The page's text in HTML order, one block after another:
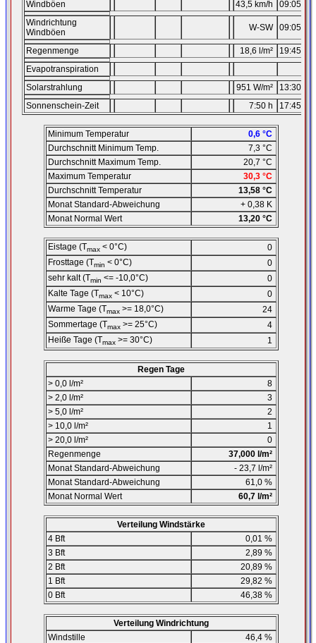
Windböen
43,5 km/h 09:05
Windrichtung
Windböen
W-SW 09:05
Regenmenge 18,6 l/m² 19:45
Evapotranspiration
Solarstrahlung
951 W/m² 13:30
Sonnenschein-Zeit
7:50 h 17:45
Minimum Temperatur
0,6 °C
Durchschnitt Minimum Temp.
7,3 °C
Durchschnitt Maximum Temp.
20,7 °C
Maximum Temperatur
30,3 °C
Durchschnitt Temperatur
13,58 °C
Monat Standard-Abweichung
+ 0,38 K
Monat Normal Wert
13,20 °C
Eistage (Tmax < 0°C)
0
Frosttage (Tmin < 0°C)
0
sehr kalt (Tmin <= -10,0°C)
0
Kalte Tage (Tmax < 10°C)
0
Warme Tage (Tmax >= 18,0°C)
24
Sommertage (Tmax >= 25°C)
4
Heiße Tage (Tmax >= 30°C) 1
Regen Tage
> 0,0 l/m²
8
> 2,0 l/m²
3
> 5,0 l/m²
2
> 10,0 l/m²
1
> 20,0 l/m²
0
Regenmenge
37,000 l/m²
Monat Standard-Abweichung
- 23,7 l/m²
Monat Standard-Abweichung
61,0 %
Monat Normal Wert
60,7 l/m²
Verteilung Windstärke
4 Bft
0,01 %
3 Bft
2,89 %
2 Bft
20,89 %
1 Bft
29,82 %
0 Bft
46,38 %
Verteilung Windrichtung
Windstille
46,4 %